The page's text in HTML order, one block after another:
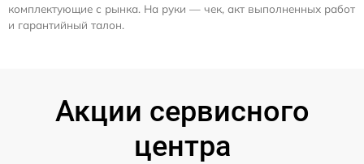
комплектующие с рынка. На руки — чек, акт выполненных работ
и гарантийный талон.
Акции сервисного
центра